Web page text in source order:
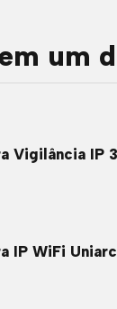
um
Vigilância IP
IP WiFi